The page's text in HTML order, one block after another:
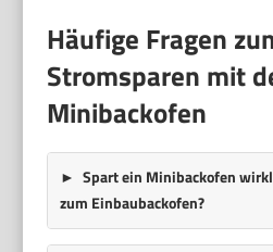
Häufige Fragen
Stromsparen mit
Minibackofen
Spart ein Minibackofen
zum Einbaubackofen?